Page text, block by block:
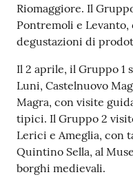
Riomaggiore. Il
Pontremoli e
degustazioni di
Il 2 aprile, il Gruppo 1
Luni, Castelnuovo
Magra, con visite
tipici. Il Gruppo 2
Lerici e Ameglia, con
Quintino Sella, al
borghi medievali.